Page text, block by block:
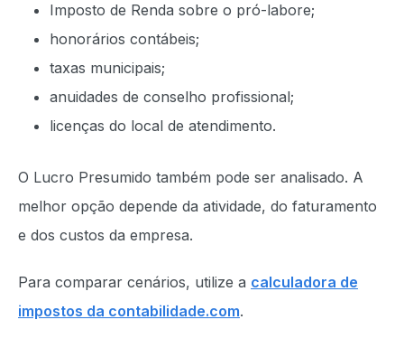
Imposto de Renda sobre o pró-labore;
honorários contábeis;
taxas municipais;
anuidades de conselho profissional;
licenças do local de atendimento.
O Lucro Presumido também pode ser analisado. A
melhor opção depende da atividade, do faturamento
e dos custos da empresa.
Para comparar cenários, utilize a calculadora de
impostos da contabilidade.com.